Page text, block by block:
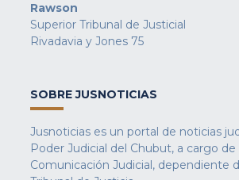
Rawson
Superior Tribunal de Justicial
Rivadavia y Jones 75
SOBRE JUSNOTICIAS
Jusnoticias es un portal de noticias
Poder Judicial del Chubut, a cargo
Comunicación Judicial, dependiente